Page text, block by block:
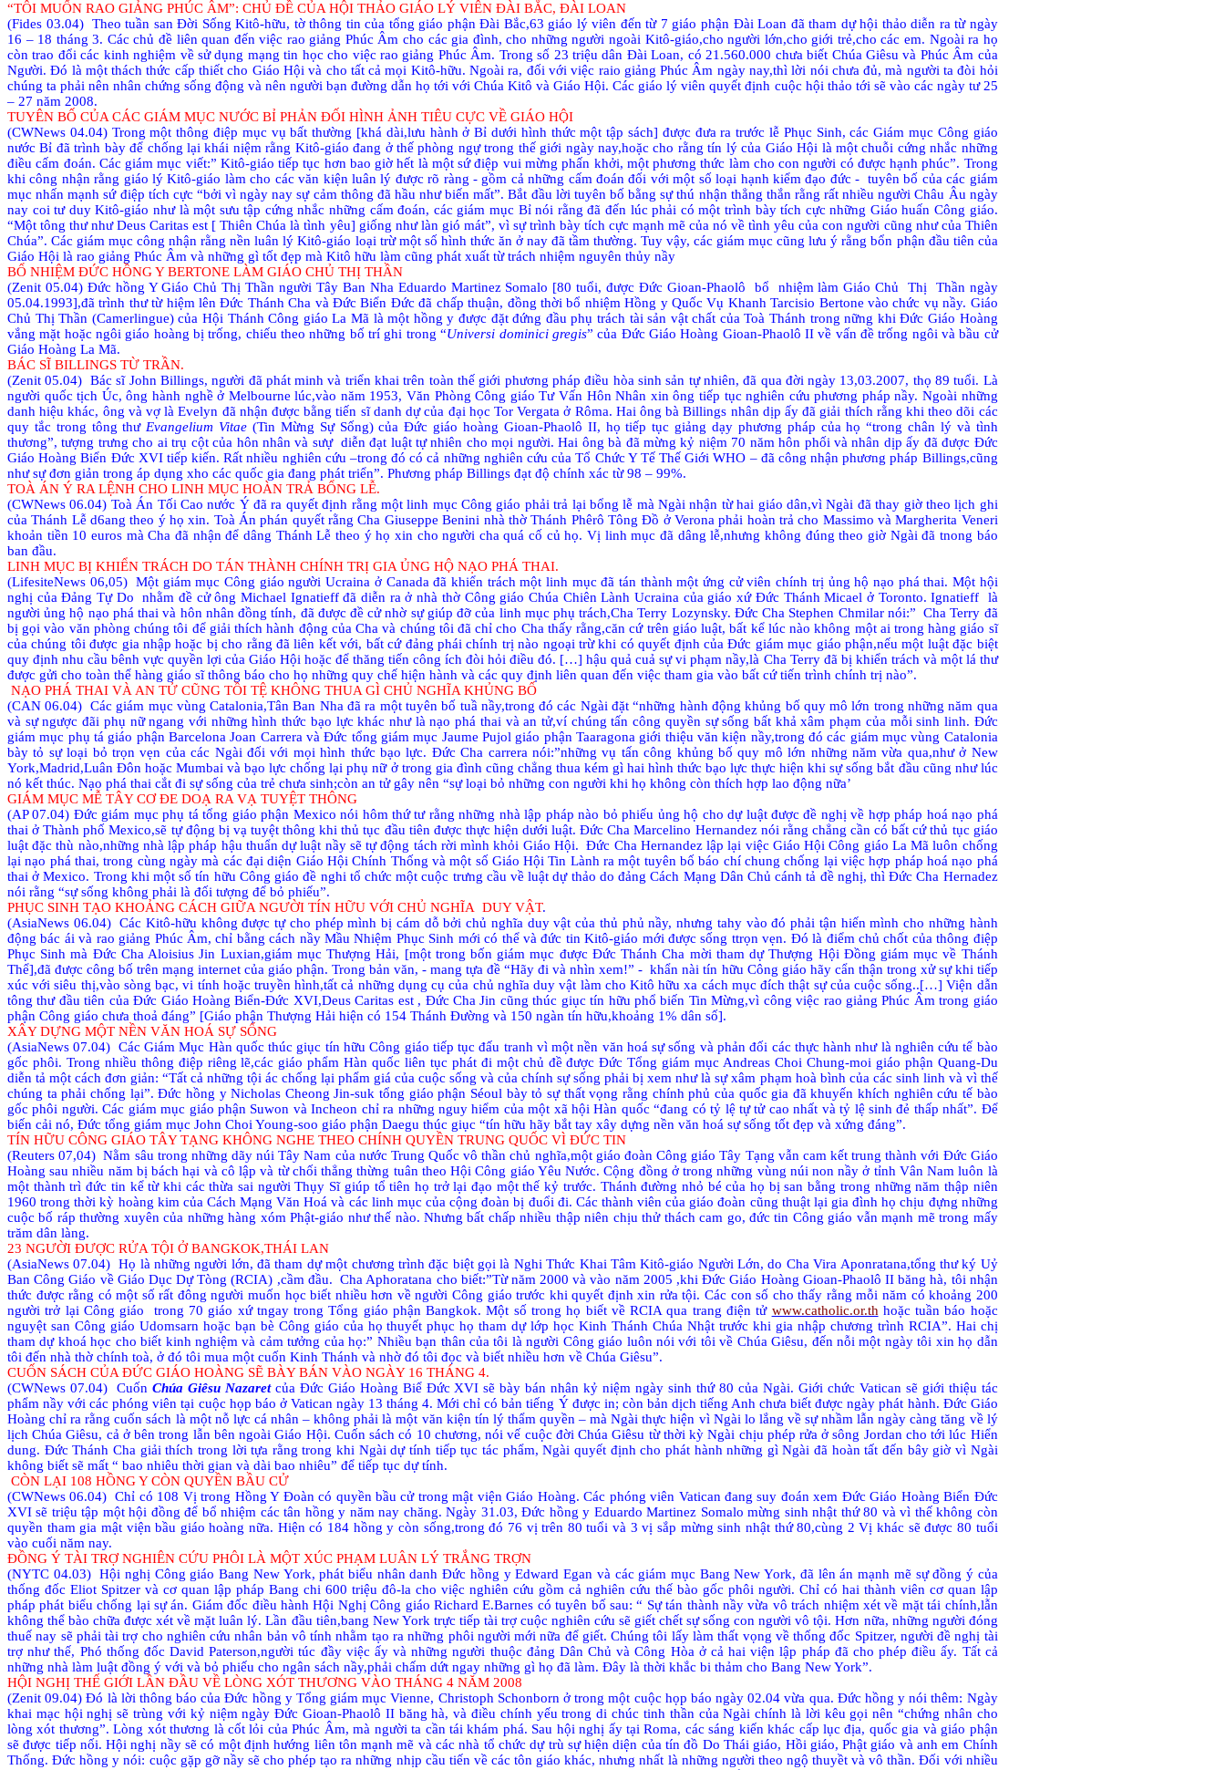
“TÔI MUỐN RAO GIẢNG PHÚC ÂM”: CHỦ ĐỀ CỦA HỘI THẢO GIÁO LÝ VIÊN ĐÀI BẮC, ĐÀI LOAN
(Fides 03.04) Theo tuần san Đời Sống Kitô-hữu, tờ thông tin của tổng giáo phận Đài Bắc,63 giáo lý viên đến từ 7 giáo phận Đài Loan đã tham dự hội thảo diễn ra từ ngày
16 – 18 tháng 3. Các chủ đề liên quan đến việc rao giảng Phúc Âm cho các gia đình, cho những người ngoài Kitô-giáo,cho người lớn,cho giới trẻ,cho các em. Ngoài ra họ
còn trao đổi các kinh nghiệm về sử dụng mạng tin học cho việc rao giảng Phúc Âm. Trong số 23 triệu dân Đài Loan, có 21.560.000 chưa biết Chúa Giêsu và Phúc Âm của
Người. Đó là một thách thức cấp thiết cho Giáo Hội và cho tất cả mọi Kitô-hữu. Ngoài ra, đối với việc raio giảng Phúc Âm ngày nay,thì lời nói chưa đủ, mà người ta đòi hỏi
chúng ta phải nên nhân chứng sống động và nên người bạn đường dẫn họ tới với Chúa Kitô và Giáo Hội. Các giáo lý viên quyết định cuộc hội thảo tới sẽ vào các ngày tư 25
– 27 năm 2008.
TUYÊN BỐ CỦA CÁC GIÁM MỤC NƯỚC BỈ PHẢN ĐỐI HÌNH ẢNH TIÊU CỰC VỀ GIÁO HỘI
(CWNews 04.04) Trong một thông điệp mục vụ bất thường [khá dài,lưu hành ở Bỉ dưới hình thức một tập sách] được đưa ra trước lễ Phục Sinh, các Giám mục Công giáo
nước Bỉ đã trình bày để chống lại khái niệm rằng Kitô-giáo đang ở thế phòng ngự trong thế giới ngày nay,hoặc cho rằng tín lý của Giáo Hội là một chuỗi cứng nhắc những
điều cấm đoán. Các giám mục viết:” Kitô-giáo tiếp tục hơn bao giờ hết là một sứ điệp vui mừng phấn khởi, một phương thức làm cho con người có được hạnh phúc”. Trong
khi công nhận rằng giáo lý Kitô-giáo làm cho các văn kiện luân lý được rõ ràng - gồm cả những cấm đoán đối với một số loại hạnh kiểm đạo đức - tuyên bố của các giám
mục nhấn mạnh sứ điệp tích cực “bởi vì ngày nay sự cảm thông đã hầu như biến mất”. Bắt đầu lời tuyên bố bằng sự thú nhận thẳng thắn rằng rất nhiều người Châu Âu ngày
nay coi tư duy Kitô-giáo như là một sưu tập cứng nhắc những cấm đoán, các giám mục Bỉ nói rằng đã đến lúc phải có một trình bày tích cực những Giáo huấn Công giáo.
“Một tông thư như Deus Caritas est [ Thiên Chúa là tình yêu] giống như làn gió mát”, vì sự trình bày tích cực mạnh mẽ của nó về tình yêu của con người cũng như của Thiên
Chúa”. Các giám mục công nhận rằng nền luân lý Kitô-giáo loại trừ một số hình thức ăn ở nay đã tầm thường. Tuy vậy, các giám mục cũng lưu ý rằng bổn phận đầu tiên của
Giáo Hội là rao giảng Phúc Âm và những gì tốt đẹp mà Kitô hữu làm cũng phát xuất từ trách nhiệm nguyên thủy nầy
BỔ NHIỆM ĐỨC HỒNG Y BERTONE LÀM GIÁO CHỦ THỊ THẦN
(Zenit 05.04) Đức hồng Y Giáo Chủ Thị Thần người Tây Ban Nha Eduardo Martinez Somalo [80 tuổi, được Đức Gioan-Phaolô
bổ nhiệm làm Giáo Chủ Thị
Thần ngày
05.04.1993],đã trình thư từ hiệm lên Đức Thánh Cha và Đức Biển Đức đã chấp thuận, đồng thời bổ nhiệm Hồng y Quốc Vụ Khanh Tarcisio Bertone vào chức vụ nầy. Giáo
Chủ Thị Thần (Camerlingue) của Hội Thánh Công giáo La Mã là một hồng y được đặt đứng đầu phụ trách tài sản vật chất của Toà Thánh trong nững khi Đức Giáo Hoàng
vắng mặt hoặc ngôi giáo hoàng bị trống, chiếu theo những bố trí ghi trong “Universi dominici gregis” của Đức Giáo Hoàng Gioan-Phaolô II về vấn đề trống ngôi và bầu cử
Giáo Hoàng La Mã.
BÁC SĨ BILLINGS TỪ TRẦN.
(Zenit 05.04) Bác sĩ John Billings, người đã phát minh và triển khai trên toàn thế giới phương pháp điều hòa sinh sản tự nhiên, đã qua đời ngày 13,03.2007, thọ 89 tuổi. Là
người quốc tịch Úc, ông hành nghề ở Melbourne lúc,vào năm 1953, Văn Phòng Công giáo Tư Vấn Hôn Nhân xin ông tiếp tục nghiên cứu phương pháp nầy. Ngoài những
danh hiệu khác, ông và vợ là Evelyn đã nhận được bằng tiến sĩ danh dự của đại học Tor Vergata ở Rôma. Hai ông bà Billings nhân dịp ấy đã giải thích rằng khi theo dõi các
quy tắc trong tông thư Evangelium Vitae (Tin Mừng Sự Sống) của Đức giáo hoàng Gioan-Phaolô II, họ tiếp tục giảng dạy phương pháp của họ “trong chân lý và tình
thương”, tượng trưng cho ai trụ cột của hôn nhân và sưự diễn đạt luật tự nhiên cho mọi người. Hai ông bà đã mừng kỷ niệm 70 năm hôn phối và nhân dịp ấy đã được Đức
Giáo Hoàng Biển Đức XVI tiếp kiến. Rất nhiều nghiên cứu –trong đó có cả những nghiên cứu của Tổ Chức Y Tế Thế Giới WHO – đã công nhận phương pháp Billings,cũng
như sự đơn giản trong áp dụng xho các quốc gia đang phát triển”. Phương pháp Billings đạt độ chính xác từ 98 – 99%.
TOÀ ÁN Ý RA LỆNH CHO LINH MỤC HOÀN TRẢ BỔNG LỄ.
(CWNews 06.04) Toà Án Tối Cao nước Ý đã ra quyết định rằng một linh mục Công giáo phải trả lại bổng lễ mà Ngài nhận từ hai giáo dân,vì Ngài đã thay giờ theo lịch ghi
của Thánh Lễ d6ang theo ý họ xin. Toà Án phán quyết rằng Cha Giuseppe Benini nhà thờ Thánh Phêrô Tông Đồ ở Verona phải hoàn trả cho Massimo và Margherita Veneri
khoản tiền 10 euros mà Cha đã nhận để dâng Thánh Lễ theo ý họ xin cho người cha quá cố củ họ. Vị linh mục đã dâng lễ,nhưng không đúng theo giờ Ngài đã tnong báo
ban đầu.
LINH MỤC BỊ KHIỂN TRÁCH DO TÁN THÀNH CHÍNH TRỊ GIA ỦNG HỘ NẠO PHÁ THAI.
(LifesiteNews 06,05) Một giám mục Công giáo người Ucraina ở Canada đã khiển trách một linh mục đã tán thành một ứng cử viên chính trị ủng hộ nạo phá thai. Một hội
nghị của Đảng Tự Do
nhằm đề cử ông Michael Ignatieff đã diễn ra ở nhà thờ Công giáo Chúa Chiên Lành Ucraina của giáo xứ Đức Thánh Micael ở Toronto. Ignatieff
là
người ủng hộ nạo phá thai và hôn nhân đồng tính, đã được đề cử nhờ sự giúp đỡ của linh mục phụ trách,Cha Terry Lozynsky. Đức Cha Stephen Chmilar nói:” Cha Terry đã
bị gọi vào văn phòng chúng tôi để giải thích hành động của Cha và chúng tôi đã chỉ cho Cha thấy rằng,căn cứ trên giáo luật, bất kể lúc nào không một ai trong hàng giáo sĩ
của chúng tôi được gia nhập hoặc bị cho rằng đã liên kết với, bất cứ đảng phái chính trị nào ngoại trừ khi có quyết định của Đức giám mục giáo phận,nếu một luật đặc biệt
quy định nhu cầu bênh vực quyền lợi của Giáo Hội hoặc để thăng tiến công ích đòi hỏi điều đó. […] hậu quả cuả sự vi phạm nầy,là Cha Terry đã bị khiển trách và một lá thư
được gửi cho toàn thể hàng giáo sĩ thông báo cho họ những quy chế hiện hành và các quy định liên quan đến việc tham gia vào bất cứ tiến trình chính trị nào”.
NẠO PHÁ THAI VÀ AN TỬ CŨNG TỒI TỆ KHÔNG THUA GÌ CHỦ NGHĨA KHỦNG BỐ
(CAN 06.04) Các giám mục vùng Catalonia,Tân Ban Nha đã ra một tuyên bố tuầ nầy,trong đó các Ngài đặt “những hành động khủng bố quy mô lớn trong những năm qua
và sự ngược đãi phụ nữ ngang với những hình thức bạo lực khác như là nạo phá thai và an tử,ví chúng tấn công quyền sự sống bất khả xâm phạm của mỗi sinh linh. Đức
giám mục phụ tá giáo phận Barcelona Joan Carrera và Đức tổng giám mục Jaume Pujol giáo phận Taaragona giới thiệu văn kiện nầy,trong đó các giám mục vùng Catalonia
bày tỏ sự loại bỏ trọn vẹn của các Ngài đối với mọi hình thức bạo lực. Đức Cha carrera nói:”những vụ tấn công khủng bố quy mô lớn những năm vừa qua,như ở New
York,Madrid,Luân Đôn hoặc Mumbai và bạo lực chống lại phụ nữ ở trong gia đình cũng chẳng thua kém gì hai hình thức bạo lực thực hiện khi sự sống bắt đầu cũng như lúc
nó kết thúc. Nạo phá thai cắt đi sự sống của trẻ chưa sinh;còn an tử gây nên “sự loại bỏ những con người khi họ không còn thích hợp lao động nữa’
GIÁM MỤC MỄ TÂY CƠ ĐE DOẠ RA VẠ TUYỆT THÔNG
(AP 07.04) Đức giám mục phụ tá tổng giáo phận Mexico nói hôm thứ tư rằng những nhà lập pháp nào bỏ phiếu ủng hộ cho dự luật được đề nghị về hợp pháp hoá nạo phá
thai ở Thành phố Mexico,sẽ tự động bị vạ tuyệt thông khi thủ tục đầu tiên được thực hiện dưới luật. Đức Cha Marcelino Hernandez nói rằng chẳng cần có bất cứ thủ tục giáo
luật đặc thù nào,những nhà lập pháp hậu thuẩn dự luật nầy sẽ tự động tách rời mình khỏi Giáo Hội. Đức Cha Hernandez lập lại việc Giáo Hội Công giáo La Mã luôn chống
lại nạo phá thai, trong cùng ngày mà các đại diện Giáo Hội Chính Thống và một số Giáo Hội Tin Lành ra một tuyên bố báo chí chung chống lại việc hợp pháp hoá nạo phá
thai ở Mexico. Trong khi một số tín hữu Công giáo đề nghi tổ chức một cuộc trưng cầu về luật dự thảo do đảng Cách Mạng Dân Chủ cánh tả đề nghị, thì Đức Cha Hernadez
nói rằng “sự sống không phải là đối tượng để bỏ phiếu”.
PHỤC SINH TẠO KHOẢNG CÁCH GIỮA NGƯỜI TÍN HỮU VỚI CHỦ NGHĨA DUY VẬT.
(AsiaNews 06.04) Các Kitô-hữu không được tự cho phép mình bị cám dỗ bởi chủ nghĩa duy vật của thủ phủ nầy, nhưng tahy vào đó phải tận hiến mình cho những hành
động bác ái và rao giảng Phúc Âm, chỉ bằng cách nầy Mầu Nhiệm Phục Sinh mới có thể và đức tin Kitô-giáo mới được sống ttrọn vẹn. Đó là điểm chủ chốt của thông điệp
Phục Sinh mà Đức Cha Aloisius Jin Luxian,giám mục Thượng Hải, [một trong bốn giám mục được Đức Thánh Cha mời tham dự Thượng Hội Đồng giám mục về Thánh
Thể],đã được công bố trên mạng internet của giáo phận. Trong bản văn, - mang tựa đề “Hãy đi và nhìn xem!” - khẩn nài tín hữu Công giáo hãy cẩn thận trong xử sự khi tiếp
xúc với siêu thị,vào sòng bạc, vi tính hoặc truyền hình,tất cả những dụng cụ của chủ nghĩa duy vật làm cho Kitô hữu xa cách mục đích thật sự của cuộc sống..[…] Viện dẫn
tông thư đầu tiên của Đức Giáo Hoàng Biển-Đức XVI,Deus Caritas est , Đức Cha Jin cũng thúc giục tín hữu phổ biến Tin Mừng,vì công việc rao giảng Phúc Âm trong giáo
phận Công giáo chưa thoả đáng” [Giáo phận Thượng Hải hiện có 154 Thánh Đường và 150 ngàn tín hữu,khoảng 1% dân số].
XÂY DỰNG MỘT NỀN VĂN HOÁ SỰ SỐNG
(AsiaNews 07.04) Các Giám Mục Hàn quốc thúc giục tín hữu Công giáo tiếp tục đấu tranh vì một nền văn hoá sự sống và phản đối các thực hành như là nghiên cứu tế bào
gốc phôi. Trong nhiều thông điệp riêng lẽ,các giáo phẩm Hàn quốc liên tục phát đi một chủ đề được Đức Tổng giám mục Andreas Choi Chung-moi giáo phận Quang-Du
diễn tả một cách đơn giản: “Tất cả những tội ác chống lại phẩm giá của cuộc sống và của chính sự sống phải bị xem như là sự xâm phạm hoà bình của các sinh linh và vì thế
chúng ta phải chống lại”. Đức hồng y Nicholas Cheong Jin-suk tổng giáo phận Séoul bày tỏ sự thất vọng rằng chính phủ của quốc gia đã khuyến khích nghiên cứu tế bào
gốc phôi người. Các giám mục giáo phận Suwon và Incheon chỉ ra những nguy hiểm của một xã hội Hàn quốc “đang có tỷ lệ tự tử cao nhất và tỷ lệ sinh đẻ thấp nhất”. Để
biến cải nó, Đức tổng giám mục John Choi Young-soo giáo phận Daegu thúc giục “tín hữu hãy bắt tay xây dựng nền văn hoá sự sống tốt đẹp và xứng đáng”.
TÍN HỮU CÔNG GIÁO TÂY TẠNG KHÔNG NGHE THEO CHÍNH QUYỀN TRUNG QUỐC VÌ ĐỨC TIN
(Reuters 07,04) Nằm sâu trong những dãy núi Tây Nam của nước Trung Quốc vô thần chủ nghĩa,một giáo đoàn Công giáo Tây Tạng vẫn cam kết trung thành với Đức Giáo
Hoàng sau nhiều năm bị bách hại và cô lập và từ chối thẳng thừng tuân theo Hội Công giáo Yêu Nước. Cộng đồng ở trong những vùng núi non nầy ở tỉnh Vân Nam luôn là
một thành trì đức tin kể từ khi các thừa sai người Thụy Sĩ giúp tổ tiên họ trở lại đạo một thế kỷ trước. Thánh đường nhỏ bé của họ bị san bằng trong những năm thập niên
1960 trong thời kỳ hoàng kim của Cách Mạng Văn Hoá và các linh mục của cộng đoàn bị đuổi đi. Các thành viên của giáo đoàn cũng thuật lại gia đình họ chịu đựng những
cuộc bố ráp thường xuyên của những hàng xóm Phật-giáo như thế nào. Nhưng bất chấp nhiều thập niên chịu thử thách cam go, đức tin Công giáo vẫn mạnh mẽ trong mấy
trăm dân làng.
23 NGƯỜI ĐƯỢC RỬA TỘI Ở BANGKOK,THÁI LAN
(AsiaNews 07.04) Họ là những người lớn, đã tham dự một chương trình đặc biệt gọi là Nghi Thức Khai Tâm Kitô-giáo Người Lớn, do Cha Vira Aponratana,tổng thư ký Uỷ
Ban Công Giáo về Giáo Dục Dự Tòng (RCIA) ,cầm đầu. Cha Aphoratana cho biết:”Từ năm 2000 và vào năm 2005 ,khi Đức Giáo Hoàng Gioan-Phaolô II băng hà, tôi nhận
thức được rằng có một số rất đông người muốn học biết nhiều hơn về người Công giáo trước khi quyết định xin rửa tội. Các con số cho thấy rằng mỗi năm có khoảng 200
người trở lại Công giáo
trong 70 giáo xứ tngay trong Tổng giáo phận Bangkok. Một số trong họ biết về RCIA qua trang điện tử www.catholic.or.th hoặc tuần báo hoặc
nguyệt san Công giáo Udomsarn hoặc bạn bè Công giáo của họ thuyết phục họ tham dự lớp học Kinh Thánh Chúa Nhật trước khi gia nhập chương trình RCIA”. Hai chị
tham dự khoá học cho biết kinh nghiệm và cảm tưởng của họ:” Nhiều bạn thân của tôi là người Công giáo luôn nói với tôi về Chúa Giêsu, đến nỗi một ngày tôi xin họ dẫn
tôi đến nhà thờ chính toà, ở đó tôi mua một cuốn Kinh Thánh và nhờ đó tôi đọc và biết nhiều hơn về Chúa Giêsu”.
CUỐN SÁCH CỦA ĐỨC GIÁO HOÀNG SẼ BÀY BÁN VÀO NGÀY 16 THÁNG 4.
(CWNews 07.04)
Cuốn Chúa Giêsu Nazaretcủa Đức Giáo Hoàng Biể Đức XVI sẽ bày bán nhân kỷ niệm ngày sinh thứ 80 của Ngài. Giới chức Vatican sẽ giới thiệu tác
phẩm nầy với các phóng viên tại cuộc họp báo ở Vatican ngày 13 tháng 4. Mới chỉ có bản tiếng Ý được in; còn bản dịch tiếng Anh chưa biết được ngày phát hành. Đức Giáo
Hoàng chỉ ra rằng cuốn sách là một nỗ lực cá nhân – không phải là một văn kiện tín lý thẩm quyền – mà Ngài thực hiện vì Ngài lo lắng về sự nhầm lẫn ngày càng tăng về lý
lịch Chúa Giêsu, cả ở bên trong lẫn bên ngoài Giáo Hội. Cuốn sách có 10 chương, nói vế cuộc đời Chúa Giêsu từ thời kỳ Ngài chịu phép rửa ở sông Jordan cho tới lúc Hiển
dung. Đức Thánh Cha giải thích trong lời tựa rằng trong khi Ngài dự tính tiếp tục tác phẩm, Ngài quyết định cho phát hành những gì Ngài đã hoàn tất đến bây giờ vì Ngài
không biết sẽ mất “ bao nhiêu thời gian và dài bao nhiêu” để tiếp tục dự tính.
CÒN LẠI 108 HỒNG Y CÒN QUYỀN BẦU CỬ
(CWNews 06.04) Chỉ có 108 Vị trong Hồng Y Đoàn có quyền bầu cử trong mật viện Giáo Hoàng. Các phóng viên Vatican đang suy đoán xem Đức Giáo Hoàng Biển Đức
XVI sẽ triệu tập một hội đồng để bổ nhiệm các tân hồng y năm nay chăng. Ngày 31.03, Đức hồng y Eduardo Martinez Somalo mừng sinh nhật thứ 80 và vì thế không còn
quyền tham gia mật viện bầu giáo hoàng nữa. Hiện có 184 hồng y còn sống,trong đó 76 vị trên 80 tuổi và 3 vị sắp mừng sinh nhật thứ 80,cùng 2 Vị khác sẽ được 80 tuổi
vào cuối năm nay.
ĐỒNG Ý TÀI TRỢ NGHIÊN CỨU PHÔI LÀ MỘT XÚC PHẠM LUÂN LÝ TRẮNG TRỢN
(NYTC 04.03) Hội nghị Công giáo Bang New York, phát biểu nhân danh Đức hồng y Edward Egan và các giám mục Bang New York, đã lên án mạnh mẽ sự đồng ý của
thống đốc Eliot Spitzer và cơ quan lập pháp Bang chi 600 triệu đô-la cho việc nghiên cứu gồm cả nghiên cứu thế bào gốc phôi người. Chỉ có hai thành viên cơ quan lập
pháp phát biểu chống lại sự án. Giám đốc điều hành Hội Nghị Công giáo Richard E.Barnes có tuyên bố sau: “ Sự tán thành nầy vừa vô trách nhiệm xét về mặt tái chính,lẫn
không thể bào chữa được xét về mặt luân lý. Lần đầu tiên,bang New York trực tiếp tài trợ cuộc nghiên cứu sẽ giết chết sự sống con người vô tội. Hơn nữa, những người đóng
thuế nay sẽ phải tài trợ cho nghiên cứu nhân bản vô tính nhằm tạo ra những phôi người mới nữa để giết. Chúng tôi lấy làm thất vọng về thống đốc Spitzer, người đề nghị tài
trợ như thế, Phó thống đốc David Paterson,người túc đầy việc ấy và những người thuộc đảng Dân Chủ và Công Hòa ở cả hai viện lập pháp đã cho phép điều ấy. Tất cả
những nhà làm luật đồng ý với và bỏ phiếu cho ngân sách nầy,phải chấm dứt ngay những gì họ đã làm. Đây là thời khắc bi thảm cho Bang New York”.
HỘI NGHỊ THẾ GIỚI LẦN ĐẦU VỀ LÒNG XÓT THƯƠNG VÀO THÁNG 4 NĂM 2008
(Zenit 09.04) Đó là lời thông báo của Đức hồng y Tổng giám mục Vienne, Christoph Schonborn ở trong một cuộc họp báo ngày 02.04 vừa qua. Đức hồng y nói thêm: Ngày
khai mạc hội nghị sẽ trùng với kỷ niệm ngày Đức Gioan-Phaolô II băng hà, và điều chính yếu trong di chúc tinh thần của Ngài chính là lời kêu gọi nên “chứng nhân cho
lòng xót thương”. Lòng xót thương là cốt lỏi của Phúc Âm, mà người ta cần tái khám phá. Sau hội nghị ấy tại Roma, các sáng kiến khác cấp lục địa, quốc gia và giáo phận
sẽ được tiếp nối. Hội nghị nầy sẽ có một định hướng liên tôn mạnh mẽ và các nhà tổ chức dự trù sự hiện diện của tín đồ Do Thái giáo, Hồi giáo, Phật giáo và anh em Chính
Thống. Đức hồng y nói: cuộc gặp gỡ nầy sẽ cho phép tạo ra những nhịp cầu tiến về các tôn giáo khác, nhưng nhất là những người theo ngộ thuyềt và vô thần. Đối với nhiều